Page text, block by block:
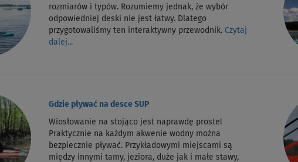
rozmiarów i typów. Rozumiemy jednak, że wybór
odpowiedniej deski nie jest łatwy. Dlatego
przygotowaliśmy ten interaktywny przewodnik. Czytaj
dalej...
Gdzie pływać na desce SUP
Wiosłowanie na stojąco jest naprawdę proste!
Praktycznie na każdym akwenie wodny można
bezpiecznie pływać. Przykładowymi miejscami są
między innymi tamy, jeziora, duże jak i małe stawy,